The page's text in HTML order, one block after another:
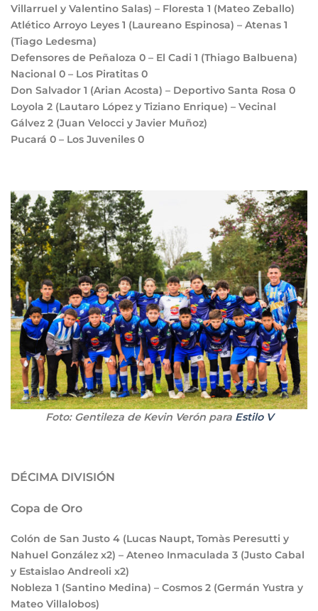
Villarruel y Valentino Salas) – Floresta 1 (Mateo Zeballo)
Atlético Arroyo Leyes 1 (Laureano Espinosa) – Atenas 1
(Tiago Ledesma)
Defensores de Peñaloza 0 – El Cadi 1 (Thiago Balbuena)
Nacional 0 – Los Piratitas 0
Don Salvador 1 (Arian Acosta) – Deportivo Santa Rosa 0
Loyola 2 (Lautaro López y Tiziano Enrique) – Vecinal
Gálvez 2 (Juan Velocci y Javier Muñoz)
Pucará 0 – Los Juveniles 0
Foto: Gentileza de Kevin Verón para Estilo V
DÉCIMA DIVISIÓN
Copa de Oro
Colón de San Justo 4 (Lucas Naupt, Tomàs Peresutti y
Nahuel González x2) – Ateneo Inmaculada 3 (Justo Cabal
y Estaislao Andreoli x2)
Nobleza 1 (Santino Medina) – Cosmos 2 (Germán Yustra y
Mateo Villalobos)